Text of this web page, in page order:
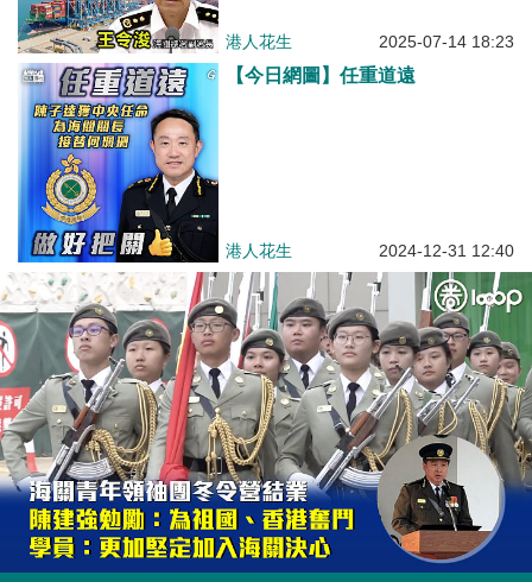
港人花生 2025-07-14 18:23
【今日網圖】任重道遠
港人花生 2024-12-31 12:40